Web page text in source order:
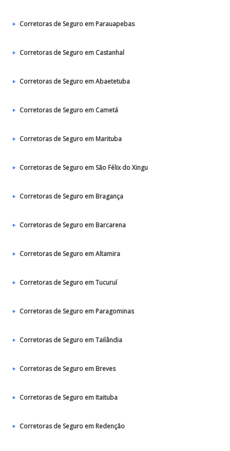
Corretoras de Seguro em Parauapebas
Corretoras de Seguro em Castanhal
Corretoras de Seguro em Abaetetuba
Corretoras de Seguro em Cametá
Corretoras de Seguro em Marituba
Corretoras de Seguro em São Félix do Xingu
Corretoras de Seguro em Bragança
Corretoras de Seguro em Barcarena
Corretoras de Seguro em Altamira
Corretoras de Seguro em Tucuruí
Corretoras de Seguro em Paragominas
Corretoras de Seguro em Tailândia
Corretoras de Seguro em Breves
Corretoras de Seguro em Itaituba
Corretoras de Seguro em Redenção